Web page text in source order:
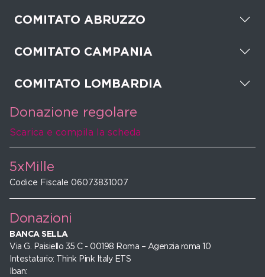
COMITATO ABRUZZO
COMITATO CAMPANIA
COMITATO LOMBARDIA
Donazione regolare
Scarica e compila la scheda
5xMille
Codice Fiscale 06073831007
Donazioni
BANCA SELLA
Via G. Paisiello 35 C - 00198 Roma – Agenzia roma 10
Intestatario: Think Pink Italy ETS
Iban: